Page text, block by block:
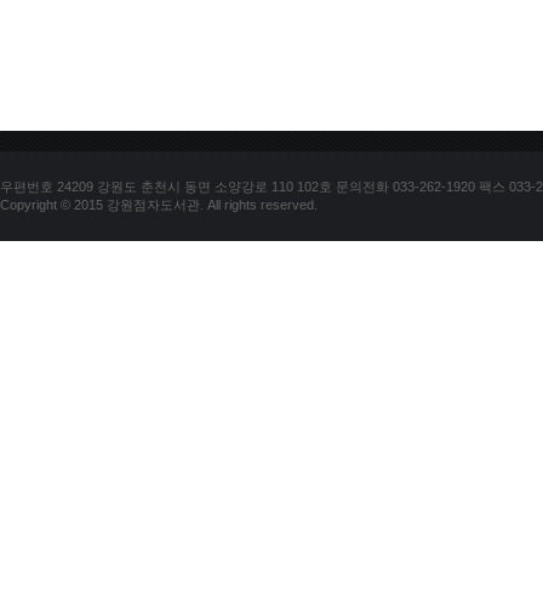
우편번호 24209 강원도 춘천시 동면 소양강로 110 102호 문의전화 033-262-1920 팩스 033-
Copyright © 2015 강원점자도서관. All rights reserved.